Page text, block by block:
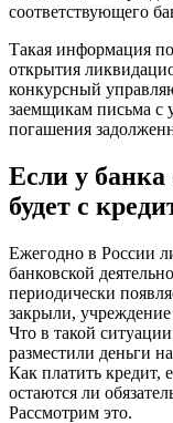
соответствующего
Такая информация
открытия
конкурсный
заемщикам письма с
погашения
Если у банка
будет с
Ежегодно в России
банковской
периодически
закрыли,
Что в такой
разместили деньги
Как платить кредит,
остаются ли
Рассмотрим это.